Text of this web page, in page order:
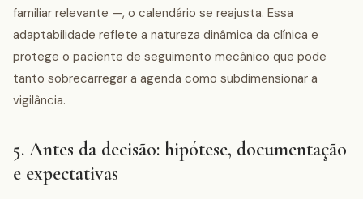
familiar relevante —, o calendário se reajusta. Essa
adaptabilidade reflete a natureza dinâmica da clínica e
protege o paciente de seguimento mecânico que pode
tanto sobrecarregar a agenda como subdimensionar a
vigilância.
5. Antes da decisão: hipótese, documentação
e expectativas